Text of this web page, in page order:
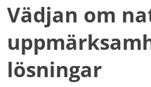
Vädjan om
lösningar